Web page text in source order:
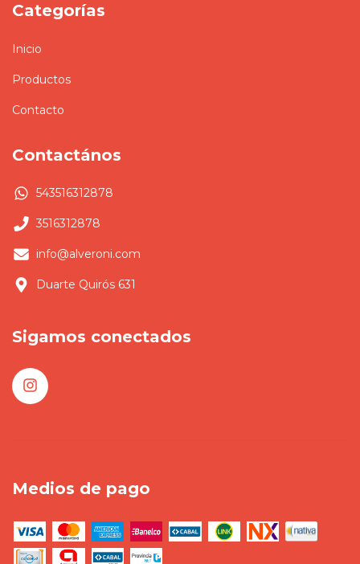
Categorías
Inicio
Productos
Contacto
Contactános
543516312878
3516312878
info@alveroni.com
Duarte Quirós 631
Sigamos conectados
Medios de pago